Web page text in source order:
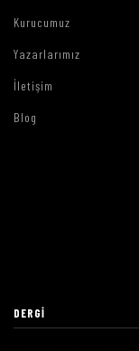
Kurucumuz
Yazarlarımız
İletişim
Blog
DERGI